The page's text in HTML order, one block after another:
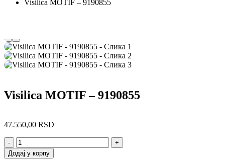
Visilica MOTIF – 9190855
Visilica MOTIF – 9190855
47.550,00 RSD
-
+
Додај у корпу